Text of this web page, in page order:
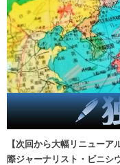
【次回から大幅リニュー
際ジャーナリスト・ビニシ